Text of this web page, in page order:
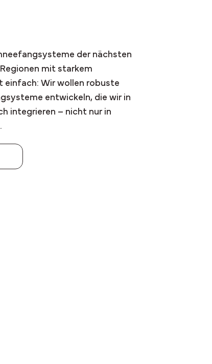
der nächsten
mit starkem
einfach: Wir wollen robuste
entwickeln, die wir in
integrieren – nicht nur in